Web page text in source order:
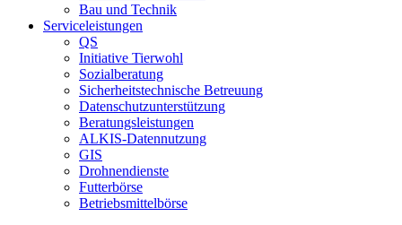
Bau und Technik
Service­­leistungen
QS
Initiative Tierwohl
Sozialberatung
Sicherheitstechnische Betreuung
Datenschutzunterstützung
Beratungsleistungen
ALKIS-Datennutzung
GIS
Drohnendienste
Futterbörse
Betriebsmittelbörse